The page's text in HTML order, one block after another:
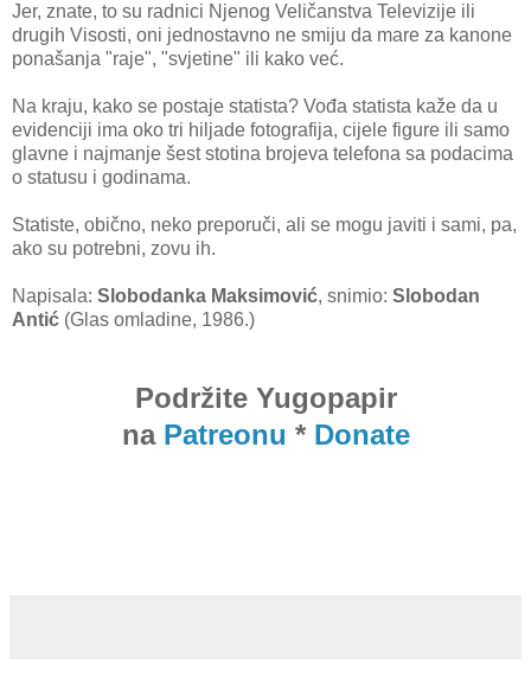
Jer, znate, to su radnici Njenog Veličanstva Televizije ili
drugih Visosti, oni jednostavno ne smiju da mare za kanone
ponašanja "raje", "svjetine" ili kako već.
Na kraju, kako se postaje statista? Vođa statista kaže da u
evidenciji ima oko tri hiljade fotografija, cijele figure ili samo
glavne i najmanje šest stotina brojeva telefona sa podacima
o statusu i godinama.
Statiste, obično, neko preporuči, ali se mogu javiti i sami, pa,
ako su potrebni, zovu ih.
Napisala: Slobodanka Maksimović, snimio: Slobodan
Antić (Glas omladine, 1986.)
Podržite Yugopapir
na Patreonu * Donate